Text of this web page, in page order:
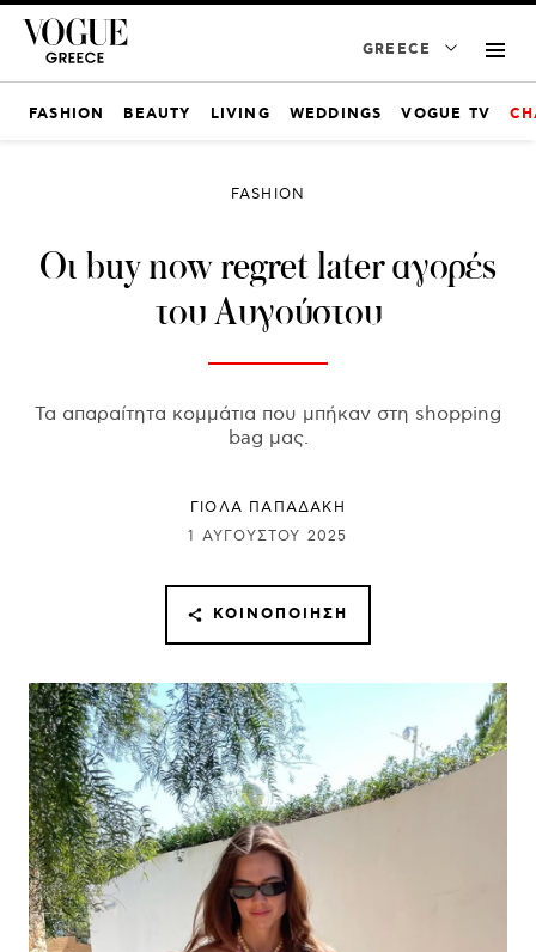
GREECE
FASHION BEAUTY LIVING WEDDINGS VOGUE TV
FASHION
Οι buy now regret later αγορές
του Αυγούστου
Τα απαραίτητα κομμάτια που μπήκαν στη shopping
bag μας.
ΓΙΌΛΑ ΠΑΠΑΔΆΚΗ
1 ΑΥΓΟΎΣΤΟΥ 2025
ΚΟΙΝΟΠΟΊΗΣΗ